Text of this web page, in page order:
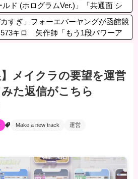
ルド (ホログラムVer.)」「共通面 シ
ラムVer.)」「ラージクリア」のデザ
カすぎ」フォーエバーヤングが函館競
キロ 矢作師「もう1段パワーア
】メイクラの要望を運営
た返信がこちら
Make a new track 運営